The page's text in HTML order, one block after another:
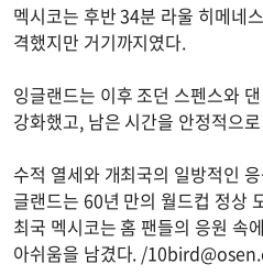
멕시코는 후반 34분 라울 히메네
격했지만 거기까지였다.
잉글랜드는 이후 조던 스펜스와
강화했고, 남은 시간을 안정적으
수적 열세와 개최국의 일방적인
글랜드는 60년 만의 월드컵 정상
최국 멕시코는 홈 팬들의 응원 속
아쉬움을 남겼다. /